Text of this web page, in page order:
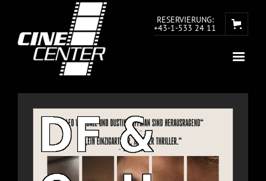
RESERVIERUNG:
+43-1-533 24 11